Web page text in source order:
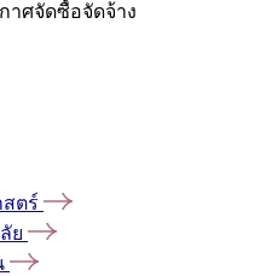
าศจัดซื้อจัดจ้าง
ตร์
ย